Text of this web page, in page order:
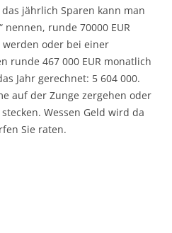
jährlich Sparen kann man
runde 70000 EUR
oder bei einer
runde 467 000 EUR monatlich
Jahr gerechnet: 5 604 000.
auf der Zunge zergehen oder
Wessen Geld wird da
Sie raten.